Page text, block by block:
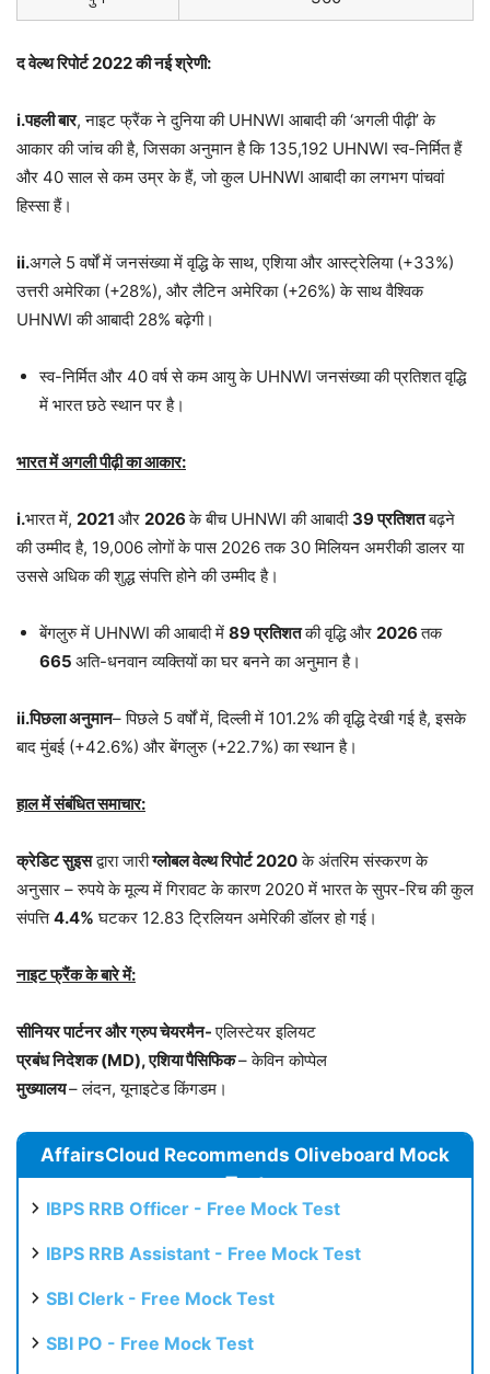
द वेल्थ रिपोर्ट 2022 की नई श्रेणी:
i.पहली बार, नाइट फ्रैंक ने दुनिया की UHNWI आबादी की ‘अगली पीढ़ी’ के
आकार की जांच की है, जिसका अनुमान है कि 135,192 UHNWI स्व-निर्मित हैं
और 40 साल से कम उम्र के हैं, जो कुल UHNWI आबादी का लगभग पांचवां
हिस्सा हैं।
ii.अगले 5 वर्षों में जनसंख्या में वृद्धि के साथ, एशिया और आस्ट्रेलिया (+33%)
उत्तरी अमेरिका (+28%), और लैटिन अमेरिका (+26%) के साथ वैश्विक
UHNWI की आबादी 28% बढ़ेगी।
स्व-निर्मित और 40 वर्ष से कम आयु के UHNWI जनसंख्या की प्रतिशत वृद्धि
में भारत छठे स्थान पर है।
भारत में अगली पीढ़ी का आकार:
i.भारत में, 2021 और 2026के बीच UHNWI की आबादी 39 प्रतिशतबढ़ने
की उम्मीद है, 19,006 लोगों के पास 2026 तक 30 मिलियन अमरीकी डालर या
उससे अधिक की शुद्ध संपत्ति होने की उम्मीद है।
बेंगलुरु में UHNWI की आबादी में 89 प्रतिशतकी वृद्धि और 2026तक
665 अति-धनवान व्यक्तियों का घर बनने का अनुमान है।
ii.पिछला अनुमान– पिछले 5 वर्षों में, दिल्ली में 101.2% की वृद्धि देखी गई है, इसके
बाद मुंबई (+42.6%) और बेंगलुरु (+22.7%) का स्थान है।
हाल में संबंधित समाचार:
क्रेडिट सुइसद्वारा जारीग्लोबल वेल्थ रिपोर्ट 2020के अंतरिम संस्करण के
अनुसार – रुपये के मूल्य में गिरावट के कारण 2020 में भारत के सुपर-रिच की कुल
संपत्ति4.4% घटकर 12.83 ट्रिलियन अमेरिकी डॉलर हो गई।
नाइट फ्रैंक के बारे में:
सीनियर पार्टनर और ग्रुप चेयरमैन-एलिस्टेयर इलियट
प्रबंध निदेशक (MD), एशिया पैसिफिक– केविन कोप्पेल
मुख्यालय– लंदन, यूनाइटेड किंगडम।
AffairsCloud Recommends Oliveboard Mock
Test
IBPS RRB Officer - Free Mock Test
IBPS RRB Assistant - Free Mock Test
SBI Clerk - Free Mock Test
SBI PO - Free Mock Test